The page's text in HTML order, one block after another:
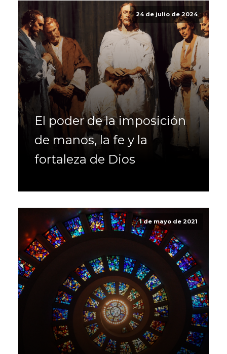
24 de julio de 2024
El poder de la imposición
de manos, la fe y la
fortaleza de Dios
1 de mayo de 2021